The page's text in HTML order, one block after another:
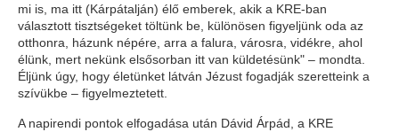
mi is, ma itt (Kárpátalján) élő emberek, akik a KRE-ban
választott tisztségeket töltünk be, különösen figyeljünk oda az
otthonra, házunk népére, arra a falura, városra, vidékre, ahol
élünk, mert nekünk elsősorban itt van küldetésünk" – mondta.
Éljünk úgy, hogy életünket látván Jézust fogadják szeretteink a
szívükbe – figyelmeztetett.
A napirendi pontok elfogadása után Dávid Árpád, a KRE